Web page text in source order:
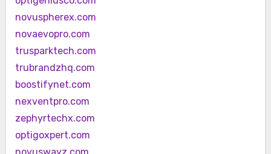
novuspherex.com
novaevopro.com
trusparktech.com
trubrandzhq.com
boostifynet.com
nexventpro.com
zephyrtechx.com
optigoxpert.com